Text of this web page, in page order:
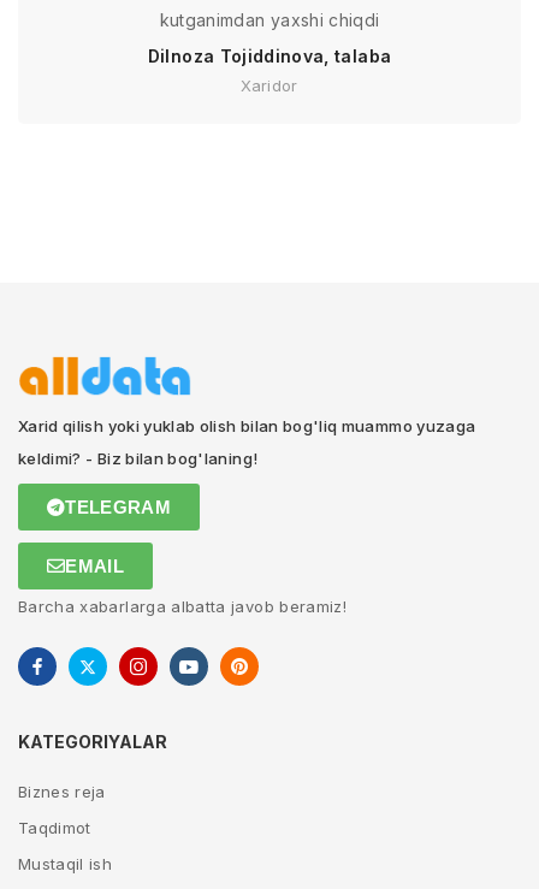
kutganimdan yaxshi chiqdi
Dilnoza Tojiddinova, talaba
Xaridor
Xarid qilish yoki yuklab olish bilan bog'liq muammo yuzaga
keldimi? - Biz bilan bog'laning!
TELEGRAM
EMAIL
Barcha xabarlarga albatta javob beramiz!
KATEGORIYALAR
Biznes reja
Taqdimot
Mustaqil ish